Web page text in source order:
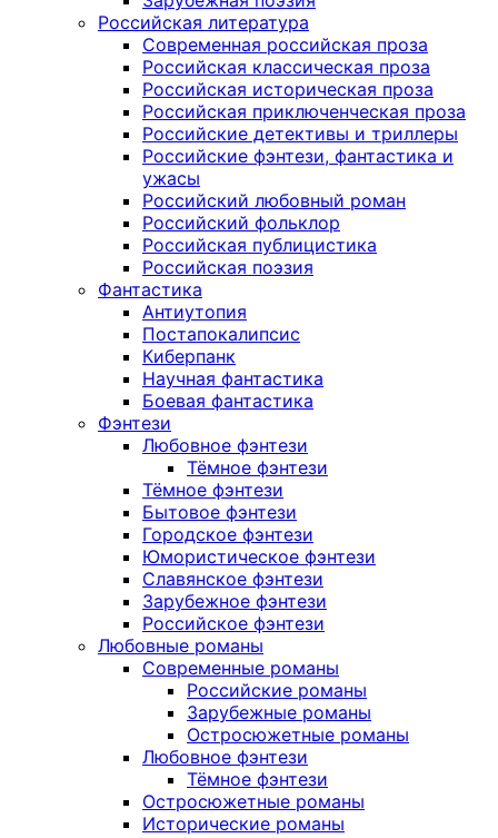
Российская литература
Современная российская проза
Российская классическая проза
Российская историческая проза
Российская приключенческая проза
Российские детективы и триллеры
Российские фэнтези, фантастика и
ужасы
Российский любовный роман
Российский фольклор
Российская публицистика
Российская поэзия
Фантастика
Антиутопия
Постапокалипсис
Киберпанк
Научная фантастика
Боевая фантастика
Фэнтези
Любовное фэнтези
Тёмное фэнтези
Тёмное фэнтези
Бытовое фэнтези
Городское фэнтези
Юмористическое фэнтези
Славянское фэнтези
Зарубежное фэнтези
Российское фэнтези
Любовные романы
Современные романы
Российские романы
Зарубежные романы
Остросюжетные романы
Любовное фэнтези
Тёмное фэнтези
Остросюжетные романы
Исторические романы